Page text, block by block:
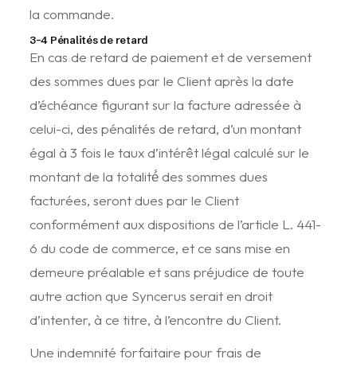
la commande.
3-4 Pénalités de retard
En cas de retard de paiement et de versement
des sommes dues par le Client après la date
d’échéance figurant sur la facture adressée à
celui-ci, des pénalités de retard, d’un montant
égal à 3 fois le taux d’intérêt légal calculé sur le
montant de la totalité́ des sommes dues
facturées, seront dues par le Client
conformément aux dispositions de l’article L. 441-
6 du code de commerce, et ce sans mise en
demeure préalable et sans préjudice de toute
autre action que Syncerus serait en droit
d’intenter, à ce titre, à l’encontre du Client.
Une indemnité forfaitaire pour frais de